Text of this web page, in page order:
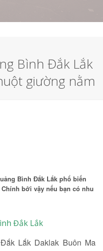
Bình Đắk Lắk
giường nằm
Bình Đắk Lắk phổ biến
bởi vậy nếu bạn có nhu
Đắk Lắk